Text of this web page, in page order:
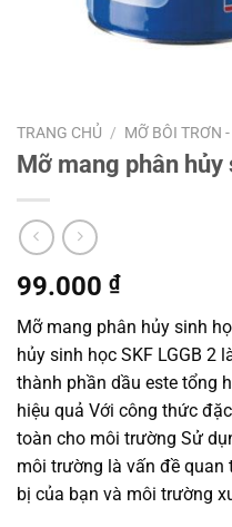
TRANG CHỦ / MỠ BÔI TRƠN
Mỡ mang phân hủy
99.000 ₫
Mỡ mang phân hủy sinh
hủy sinh học SKF LGGB 2
thành phần dầu este tổng
hiệu quả Với công thức
toàn cho môi trường Sử
môi trường là vấn đề quan
bị của bạn và môi trường